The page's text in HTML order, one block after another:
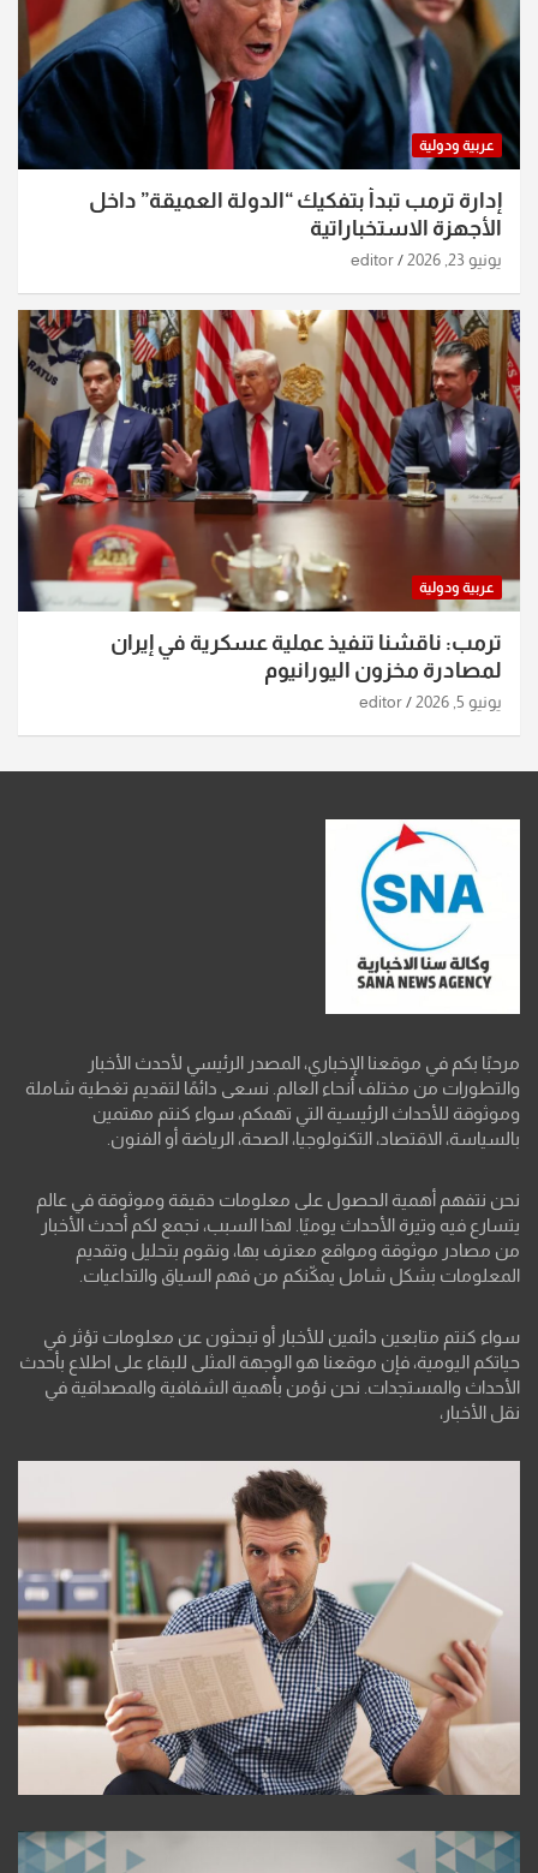
عربية ودولية
إدارة ترمب تبدأ بتفكيك “الدولة العميقة” داخل
الأجهزة الاستخباراتية
يونيو 23, 2026 editor
عربية ودولية
ترمب: ناقشنا تنفيذ عملية عسكرية في إيران
لمصادرة مخزون اليورانيوم
يونيو 5, 2026 editor
مرحبًا بكم في موقعنا الإخباري، المصدر الرئيسي لأحدث الأخبار
والتطورات من مختلف أنحاء العالم. نسعى دائمًا لتقديم تغطية شاملة
وموثوقة للأحداث الرئيسية التي تهمكم، سواء كنتم مهتمين
بالسياسة، الاقتصاد، التكنولوجيا، الصحة، الرياضة أو الفنون.
نحن نتفهم أهمية الحصول على معلومات دقيقة وموثوقة في عالم
يتسارع فيه وتيرة الأحداث يوميًا. لهذا السبب، نجمع لكم أحدث الأخبار
من مصادر موثوقة ومواقع معترف بها، ونقوم بتحليل وتقديم
المعلومات بشكل شامل يمكّنكم من فهم السياق والتداعيات.
سواء كنتم متابعين دائمين للأخبار أو تبحثون عن معلومات تؤثر في
حياتكم اليومية، فإن موقعنا هو الوجهة المثلى للبقاء على اطلاع بأحدث
الأحداث والمستجدات. نحن نؤمن بأهمية الشفافية والمصداقية في
نقل الأخبار،